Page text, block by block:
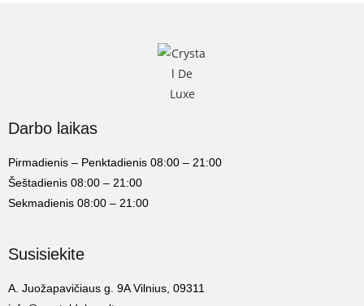
Darbo laikas
Pirmadienis – Penktadienis 08:00 – 21:00
Šeštadienis 08:00 – 21:00
Sekmadienis 08:00 – 21:00
Susisiekite
A. Juožapavičiaus g. 9A Vilnius, 09311